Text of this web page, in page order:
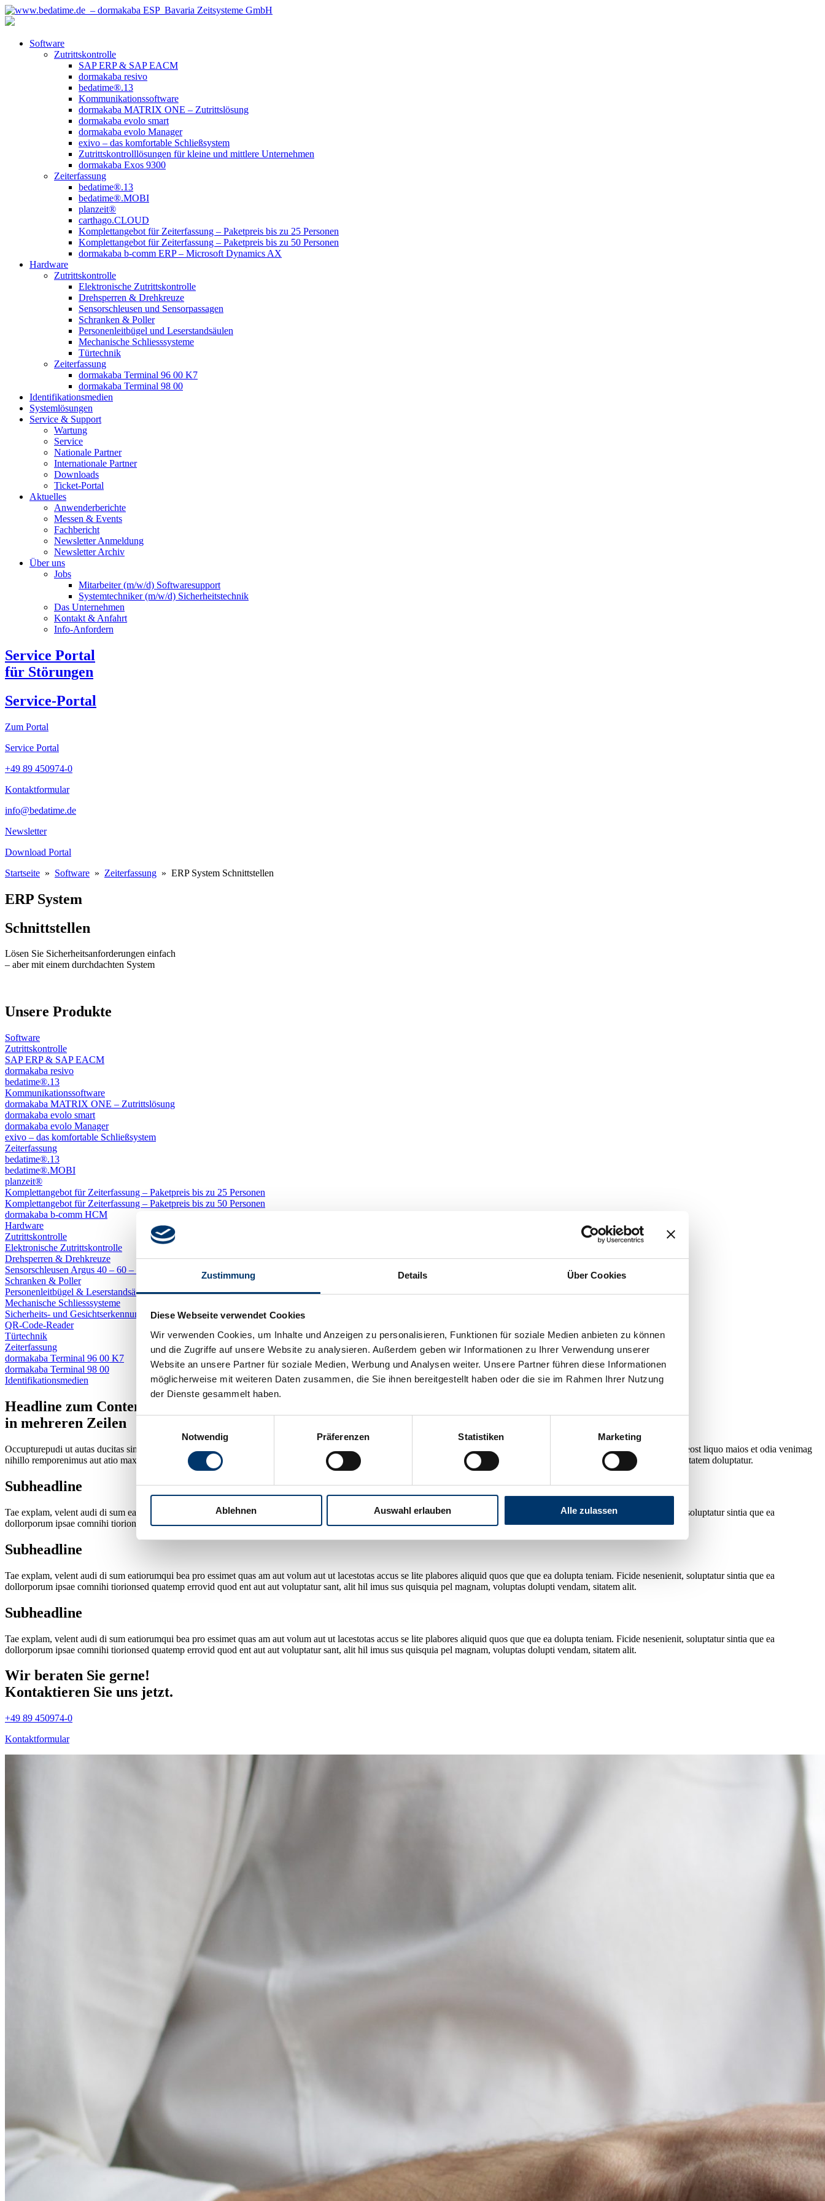
Zustimmung Details Über Cookies
Diese Webseite verwendet Cookies
Wir verwenden Cookies, um Inhalte und Anzeigen zu personalisieren, Funktionen für soziale Medien anbieten zu können
und die Zugriffe auf unsere Website zu analysieren. Außerdem geben wir Informationen zu Ihrer Verwendung unserer
Website an unsere Partner für soziale Medien, Werbung und Analysen weiter. Unsere Partner führen diese Informationen
möglicherweise mit weiteren Daten zusammen, die Sie ihnen bereitgestellt haben oder die sie im Rahmen Ihrer Nutzung
der Dienste gesammelt haben.
Notwendig
Präferenzen Statistiken Marketing
Ablehnen Auswahl erlauben Alle zulassen
Software
Zutrittskontrolle
SAP ERP & SAP EACM
dormakaba resivo
bedatime®.13
Kommunikationssoftware
dormakaba MATRIX ONE – Zutrittslösung
dormakaba evolo smart
dormakaba evolo Manager
exivo – das komfortable Schließsystem
Zutrittskontrolllösungen für kleine und mittlere Unternehmen
dormakaba Exos 9300
Zeiterfassung
bedatime®.13
bedatime®.MOBI
planzeit®
carthago.CLOUD
Komplettangebot für Zeiterfassung – Paketpreis bis zu 25 Personen
Komplettangebot für Zeiterfassung – Paketpreis bis zu 50 Personen
dormakaba b-comm ERP – Microsoft Dynamics AX
Hardware
Zutrittskontrolle
Elektronische Zutrittskontrolle
Drehsperren & Drehkreuze
Sensorschleusen und Sensorpassagen
Schranken & Poller
Personenleitbügel und Leserstandsäulen
Mechanische Schliess­systeme
Türtechnik
Zeiterfassung
dormakaba Terminal 96 00 K7
dormakaba Terminal 98 00
Identifikations­medien
Systemlösungen
Service & Support
Wartung
Service
Nationale Partner
Internationale Partner
Downloads
Ticket-Portal
Aktuelles
Anwenderberichte
Messen & Events
Fachbericht
Newsletter Anmeldung
Newsletter Archiv​
Über uns
Jobs
Mitarbeiter (m/w/d) Softwaresupport
Systemtechniker (m/w/d) Sicherheitstechnik
Das Unternehmen
Kontakt & Anfahrt
Info-Anfordern
Service Portal
für Störungen
Service-Portal
Zum Portal
Service Portal
+49 89 450974-0
Kontaktformular
info@bedatime.de
Newsletter
Download Portal
Startseite » Software » Zeiterfassung » ERP System Schnittstellen
ERP System
Schnittstellen
Lösen Sie Sicherheitsanforderungen einfach
– aber mit einem durchdachten System
Unsere Produkte
Software
Zutrittskontrolle
SAP ERP & SAP EACM
dormakaba resivo
bedatime®.13
Kommunikationssoftware
dormakaba MATRIX ONE – Zutrittslösung
dormakaba evolo smart
dormakaba evolo Manager
exivo – das komfortable Schließsystem
Zeiterfassung
bedatime®.13
bedatime®.MOBI
planzeit®
Komplettangebot für Zeiterfassung – Paketpreis bis zu 25 Personen
Komplettangebot für Zeiterfassung – Paketpreis bis zu 50 Personen
dormakaba b-comm HCM
Hardware
Zutrittskontrolle
Elektronische Zutrittskontrolle
Drehsperren & Drehkreuze
Sensorschleusen Argus 40 – 60 – 80
Schranken & Poller
Personenleitbügel & Leserstandsäulen
Mechanische Schliess­systeme
Sicherheits- und Gesichtserkennungs-Gerät
QR-Code-Reader
Türtechnik
Zeiterfassung
dormakaba Terminal 96 00 K7
dormakaba Terminal 98 00
Identifikations­medien
Headline zum Content
in mehreren Zeilen
Occupturepudi ut autas ducitas simillor atibus dem dolorepudi occae. Loriorrovid eaqui doluptate magnis nonseria verchita ilibus, sequatio dolorit eaquam volodolest, que nis eost liquo maios et odia venimag
nihillo remporenimus aut atio maxim inus escita quam eat experat uriatur, sit adit, quam que litati dolest evelit di apide eostiat emossimusam, cuptatem re cusamet eles modi doluptatem doluptatur.
Subheadline
Tae explam, velent audi di sum eatiorumqui bea pro essimet quas am aut volum aut ut lacestotas accus se lite plabores aliquid quos que que ea dolupta teniam. Ficide nesenienit, soluptatur sintia que ea
dollorporum ipsae comnihi tiorionsed quatemp errovid quod ent aut aut voluptatur sant, alit hil imus sus quisquia pel magnam, voluptas dolupti vendam, sitatem alit.
Subheadline
Tae explam, velent audi di sum eatiorumqui bea pro essimet quas am aut volum aut ut lacestotas accus se lite plabores aliquid quos que que ea dolupta teniam. Ficide nesenienit, soluptatur sintia que ea
dollorporum ipsae comnihi tiorionsed quatemp errovid quod ent aut aut voluptatur sant, alit hil imus sus quisquia pel magnam, voluptas dolupti vendam, sitatem alit.
Subheadline
Tae explam, velent audi di sum eatiorumqui bea pro essimet quas am aut volum aut ut lacestotas accus se lite plabores aliquid quos que que ea dolupta teniam. Ficide nesenienit, soluptatur sintia que ea
dollorporum ipsae comnihi tiorionsed quatemp errovid quod ent aut aut voluptatur sant, alit hil imus sus quisquia pel magnam, voluptas dolupti vendam, sitatem alit.
Wir beraten Sie gerne!
Kontaktieren Sie uns jetzt.
+49 89 450974-0
Kontaktformular